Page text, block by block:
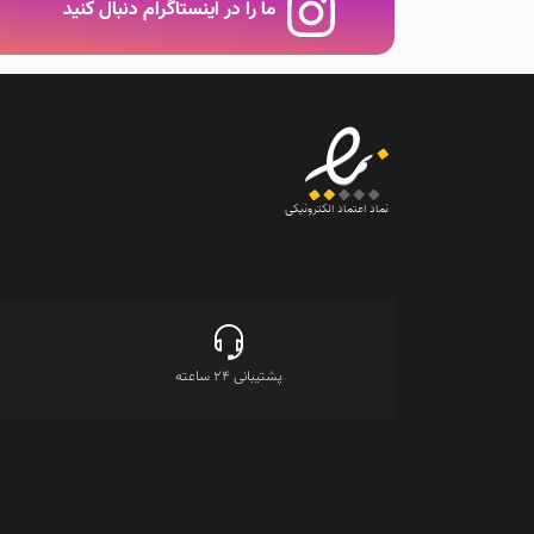
است
در
محصول
انتخاب
شوند
ما را در اینستاگرام دنبال کنید
نماد اعتماد الکترونیکی
پشتیبانی 24 ساعته